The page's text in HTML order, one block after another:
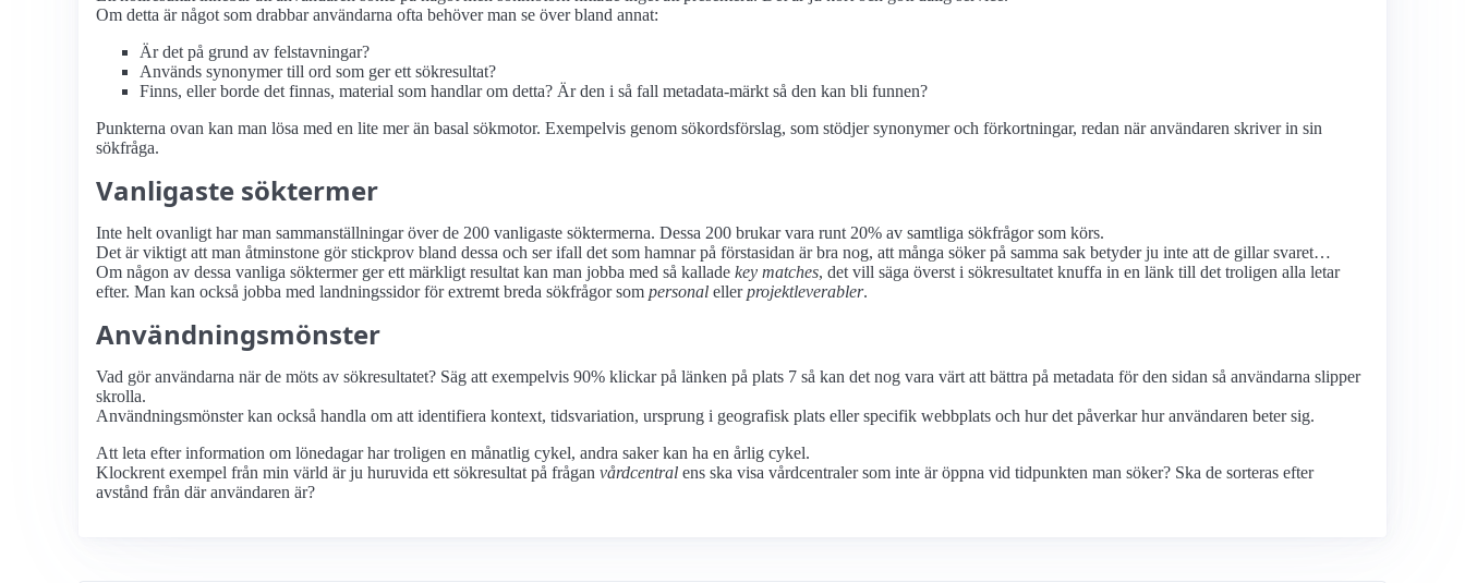
Om detta är något som drabbar användarna ofta behöver man se över bland annat:
Är det på grund av felstavningar?
Används synonymer till ord som ger ett sökresultat?
Finns, eller borde det finnas, material som handlar om detta? Är den i så fall metadata-märkt så den kan bli funnen?
Punkterna ovan kan man lösa med en lite mer än basal sökmotor. Exempelvis genom sökordsförslag, som stödjer synonymer och förkortningar, redan när användaren skriver in sin
sökfråga.
Vanligaste söktermer
Inte helt ovanligt har man sammanställningar över de 200 vanligaste söktermerna. Dessa 200 brukar vara runt 20% av samtliga sökfrågor som körs.
Det är viktigt att man åtminstone gör stickprov bland dessa och ser ifall det som hamnar på förstasidan är bra nog, att många söker på samma sak betyder ju inte att de gillar svaret…
Om någon av dessa vanliga söktermer ger ett märkligt resultat kan man jobba med så kallade key matches, det vill säga överst i sökresultatet knuffa in en länk till det troligen alla letar
efter. Man kan också jobba med landningssidor för extremt breda sökfrågor som personal ellerprojektleverabler.
Användningsmönster
Vad gör användarna när de möts av sökresultatet? Säg att exempelvis 90% klickar på länken på plats 7 så kan det nog vara värt att bättra på metadata för den sidan så användarna slipper
skrolla.
Användningsmönster kan också handla om att identifiera kontext, tidsvariation, ursprung i geografisk plats eller specifik webbplats och hur det påverkar hur användaren beter sig.
Att leta efter information om lönedagar har troligen en månatlig cykel, andra saker kan ha en årlig cykel.
Klockrent exempel från min värld är ju huruvida ett sökresultat på frågan vårdcentral ens ska visa vårdcentraler som inte är öppna vid tidpunkten man söker? Ska de sorteras efter
avstånd från där användaren är?